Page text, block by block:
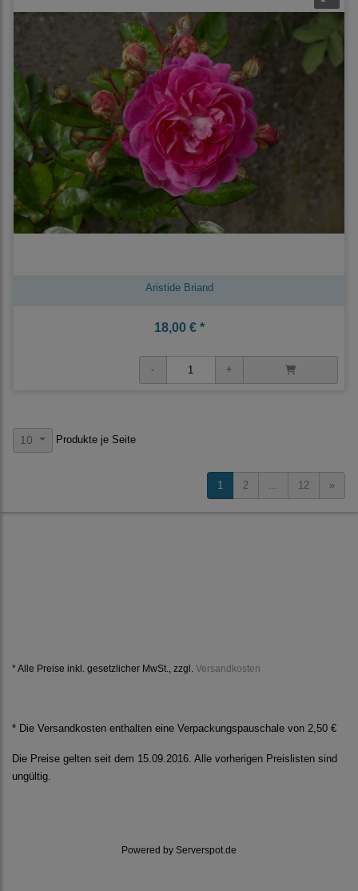
Aristide Briand
18,00 € *
10 Produkte je Seite
1 2 12 »
* Alle Preise inkl. gesetzlicher MwSt., zzgl. Versandkosten
* Die Versandkosten enthalten eine Verpackungspauschale von 2,50 €
Die Preise gelten seit dem 15.09.2016. Alle vorherigen Preislisten sind
ungültig.
Powered by Serverspot.de